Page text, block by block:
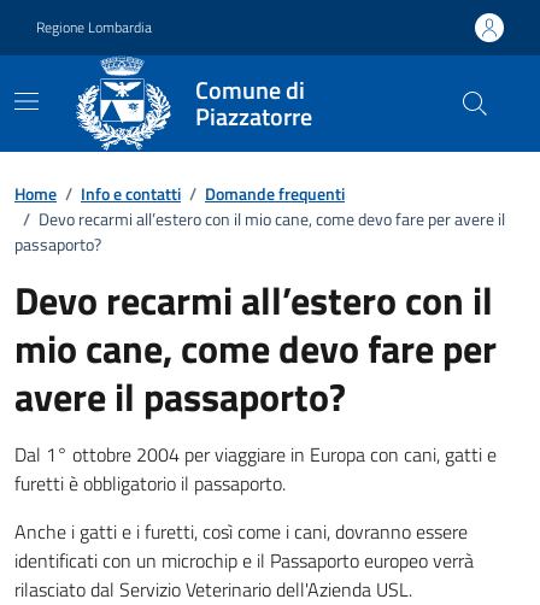
Regione Lombardia
Comune di
Piazzatorre
Dettagli FAQ
Home / Info e contatti / Domande frequenti
/ Devo recarmi all’estero con il mio cane, come devo fare per avere il
passaporto?
Devo recarmi all’estero con il
mio cane, come devo fare per
avere il passaporto?
Dal 1° ottobre 2004 per viaggiare in Europa con cani, gatti e
furetti è obbligatorio il passaporto.
Anche i gatti e i furetti, così come i cani, dovranno essere
identificati con un microchip e il Passaporto europeo verrà
rilasciato dal Servizio Veterinario dell'Azienda USL.